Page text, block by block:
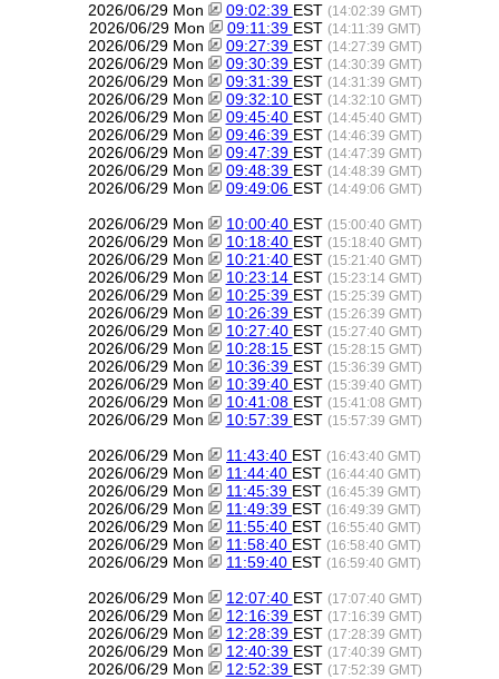
2026/06/29 Mon 09:02:39 EST (14:02:39 GMT)
2026/06/29 Mon 09:11:39 EST (14:11:39 GMT)
2026/06/29 Mon 09:27:39 EST (14:27:39 GMT)
2026/06/29 Mon 09:30:39 EST (14:30:39 GMT)
2026/06/29 Mon 09:31:39 EST (14:31:39 GMT)
2026/06/29 Mon 09:32:10 EST (14:32:10 GMT)
2026/06/29 Mon 09:45:40 EST (14:45:40 GMT)
2026/06/29 Mon 09:46:39 EST (14:46:39 GMT)
2026/06/29 Mon 09:47:39 EST (14:47:39 GMT)
2026/06/29 Mon 09:48:39 EST (14:48:39 GMT)
2026/06/29 Mon 09:49:06 EST (14:49:06 GMT)
2026/06/29 Mon 10:00:40 EST (15:00:40 GMT)
2026/06/29 Mon 10:18:40 EST (15:18:40 GMT)
2026/06/29 Mon 10:21:40 EST (15:21:40 GMT)
2026/06/29 Mon 10:23:14 EST (15:23:14 GMT)
2026/06/29 Mon 10:25:39 EST (15:25:39 GMT)
2026/06/29 Mon 10:26:39 EST (15:26:39 GMT)
2026/06/29 Mon 10:27:40 EST (15:27:40 GMT)
2026/06/29 Mon 10:28:15 EST (15:28:15 GMT)
2026/06/29 Mon 10:36:39 EST (15:36:39 GMT)
2026/06/29 Mon 10:39:40 EST (15:39:40 GMT)
2026/06/29 Mon 10:41:08 EST (15:41:08 GMT)
2026/06/29 Mon 10:57:39 EST (15:57:39 GMT)
2026/06/29 Mon 11:43:40 EST (16:43:40 GMT)
2026/06/29 Mon 11:44:40 EST (16:44:40 GMT)
2026/06/29 Mon 11:45:39 EST (16:45:39 GMT)
2026/06/29 Mon 11:49:39 EST (16:49:39 GMT)
2026/06/29 Mon 11:55:40 EST (16:55:40 GMT)
2026/06/29 Mon 11:58:40 EST (16:58:40 GMT)
2026/06/29 Mon 11:59:40 EST (16:59:40 GMT)
2026/06/29 Mon 12:07:40 EST (17:07:40 GMT)
2026/06/29 Mon 12:16:39 EST (17:16:39 GMT)
2026/06/29 Mon 12:28:39 EST (17:28:39 GMT)
2026/06/29 Mon 12:40:39 EST (17:40:39 GMT)
2026/06/29 Mon 12:52:39 EST (17:52:39 GMT)